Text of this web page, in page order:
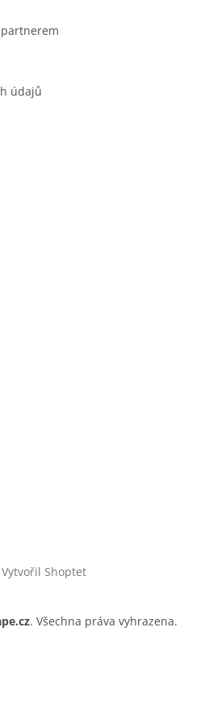
údajů
Vytvořil Shoptet
. Všechna práva vyhrazena.